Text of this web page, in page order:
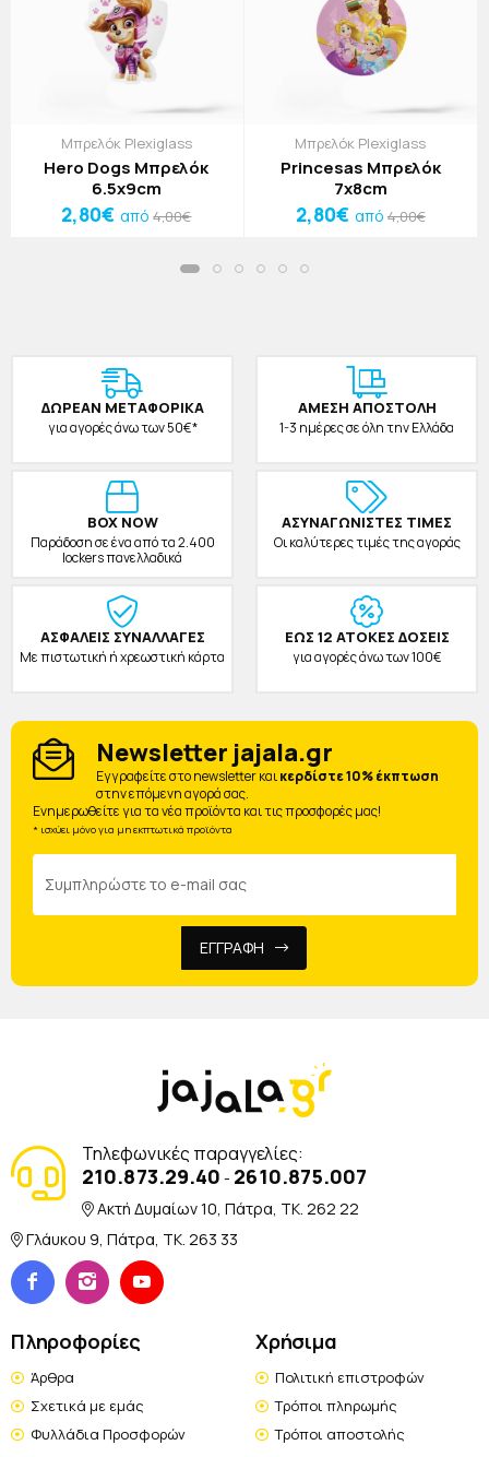
Μπρελόκ Plexiglass
Hero Dogs Μπρελόκ
6.5x9cm
2,80€ από4,00€
Μπρελόκ Plexiglass
Princesas Μπρελόκ
7x8cm
2,80€ από 4,00€
ΔΩΡΕAΝ ΜΕΤΑΦΟΡΙΚΑ
για αγορές άνω των 50€*
ΑΜΕΣΗ ΑΠΟΣΤΟΛΗ
1-3 ημέρες σε όλη την Ελλάδα
BOX NOW
Παράδοση σε ένα από τα 2.400
lockers πανελλαδικά
ΑΣΥΝΑΓΩΝΙΣΤΕΣ ΤΙΜΕΣ
Οι καλύτερες τιμές της αγοράς
ΑΣΦΑΛΕΙΣ ΣΥΝΑΛΛΑΓΕΣ
Με πιστωτική ή χρεωστική κάρτα
ΕΩΣ 12 ΑΤΟΚΕΣ ΔΟΣΕΙΣ
για αγορές άνω των 100€
Newsletter jajala.gr
Eγγραφείτε στο newsletter καικερδίστε 10% έκπτωση
στην επόμενη αγορά σας.
Ενημερωθείτε για τα νέα προϊόντα και τις προσφορές μας!
* ισχύει μόνο για μη εκπτωτικά προϊόντα
ΕΓΓΡΑΦΗ
Τηλεφωνικές παραγγελίες:
210.873.29.40 - 2610.875.007
Ακτή Δυμαίων 10, Πάτρα, TK. 262 22
Γλάυκου 9, Πάτρα, TK. 263 33
Πληροφορίες
Άρθρα
Σχετικά με εμάς
Φυλλάδια Προσφορών
Χρήσιμα
Πολιτική επιστροφών
Τρόποι πληρωμής
Τρόποι αποστολής